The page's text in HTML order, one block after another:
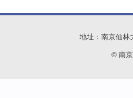
地址：南京仙林
© 南